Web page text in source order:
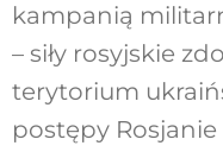
kampanią
– siły rosyjskie
terytorium
postępy